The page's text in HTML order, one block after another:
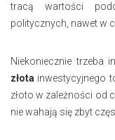
tracą wartości
politycznych, nawet w
Niekoniecznie trzeba
złota inwestycyjnego
złoto w zależności od
nie wahają się zbyt